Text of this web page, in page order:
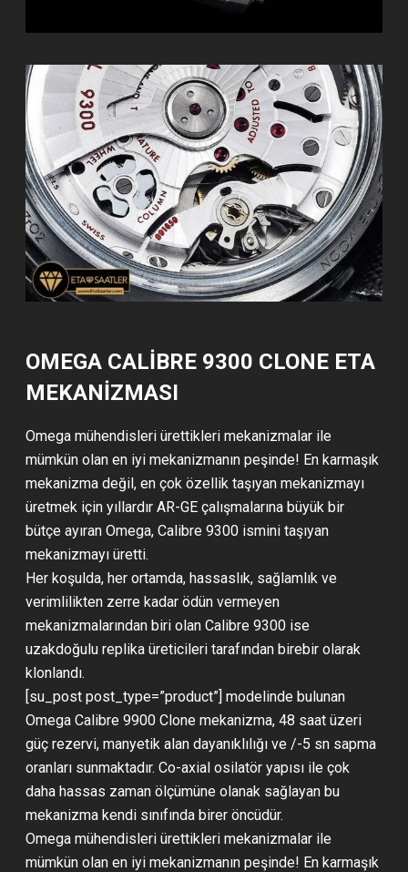
OMEGA CALIBRE 9300 CLONE ETA
MEKANİZMASI
Omega mühendisleri ürettikleri mekanizmalar ile
mümkün olan en iyi mekanizmanın peşinde! En karmaşık
mekanizma değil, en çok özellik taşıyan mekanizmayı
üretmek için yıllardır AR-GE çalışmalarına büyük bir
bütçe ayıran Omega, Calibre 9300 ismini taşıyan
mekanizmayı üretti.
Her koşulda, her ortamda, hassaslık, sağlamlık ve
verimlilikten zerre kadar ödün vermeyen
mekanizmalarından biri olan Calibre 9300 ise
uzakdoğulu replika üreticileri tarafından birebir olarak
klonlandı.
[su_post post_type=”product”] modelinde bulunan
Omega Calibre 9900 Clone mekanizma, 48 saat üzeri
güç rezervi, manyetik alan dayanıklılığı ve /-5 sn sapma
oranları sunmaktadır. Co-axial osilatör yapısı ile çok
daha hassas zaman ölçümüne olanak sağlayan bu
mekanizma kendi sınıfında birer öncüdür.
Omega mühendisleri ürettikleri mekanizmalar ile
mümkün olan en iyi mekanizmanın peşinde! En karmaşık